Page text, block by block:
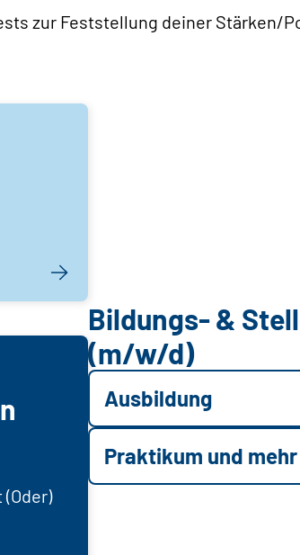
zur Feststellung deiner Stärken/
Bildungs- &
(m/w/d)
Ausbildung
Praktikum und mehr